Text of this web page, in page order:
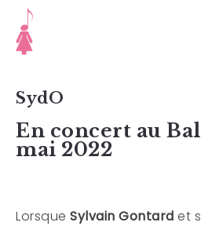
SydO
En concert au
mai 2022
Lorsque Sylvain Gontard et